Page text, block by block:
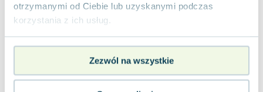
otrzymanymi od Ciebie lub uzyskanymi podczas
korzystania z ich usług.
Zezwól na wszystkie
4.52zł dobry
26.00złtaniej o21.48zł